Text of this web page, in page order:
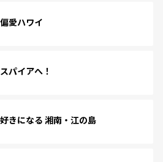
愛ハワイ
パイアへ！
きになる 湘南・江の島